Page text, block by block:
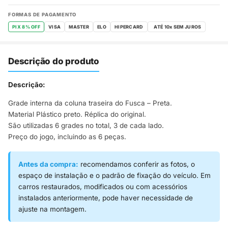
FORMAS DE PAGAMENTO
PIX 8% OFF VISA MASTER ELO HIPERCARD
Descrição do produto
Descrição:
Grade interna da coluna traseira do Fusca – Preta.
Material Plástico preto. Réplica do original.
São utilizadas 6 grades no total, 3 de cada lado.
Preço do jogo, incluindo as 6 peças.
Antes da compra: recomendamos conferir as fotos, o
espaço de instalação e o padrão de fixação do veículo. Em
carros restaurados, modificados ou com acessórios
instalados anteriormente, pode haver necessidade de
ajuste na montagem.